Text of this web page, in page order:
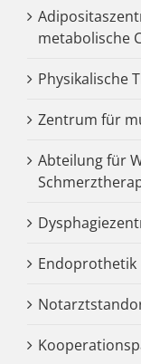
metabolische
Physikalische
Zentrum für
Abteilung für
Endoprothetik